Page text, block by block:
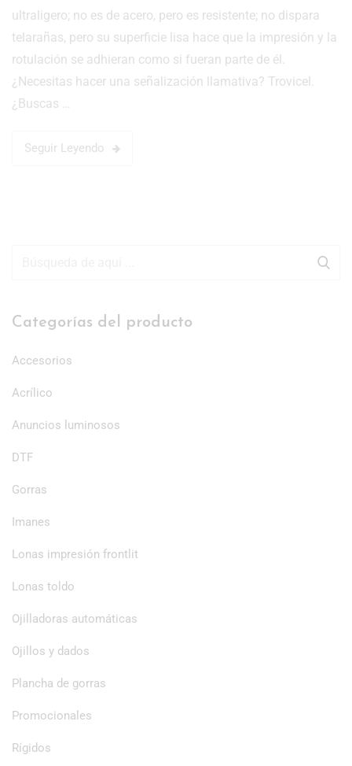
ultraligero; no es de acero, pero es resistente; no dispara
telarañas, pero su superficie lisa hace que la impresión y la
rotulación se adhieran como si fueran parte de él.
¿Necesitas hacer una señalización llamativa? Trovicel.
¿Buscas …
Seguir Leyendo
Categorías del producto
Accesorios
Acrílico
Anuncios luminosos
DTF
Gorras
Imanes
Lonas impresión frontlit
Lonas toldo
Ojilladoras automáticas
Ojillos y dados
Plancha de gorras
Promocionales
Rígidos